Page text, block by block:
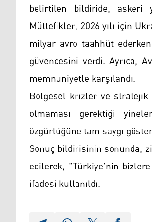
belirtilen bildiride, askeri
Müttefikler, 2026 yılı için
milyar avro taahhüt
güvencesini verdi. Ayrıca,
memnuniyetle karşılandı.
Bölgesel krizler ve stratejik
olmaması gerektiği
özgürlüğüne tam saygı
Sonuç bildirisinin sonunda,
edilerek, "Türkiye'nin
ifadesi kullanıldı.